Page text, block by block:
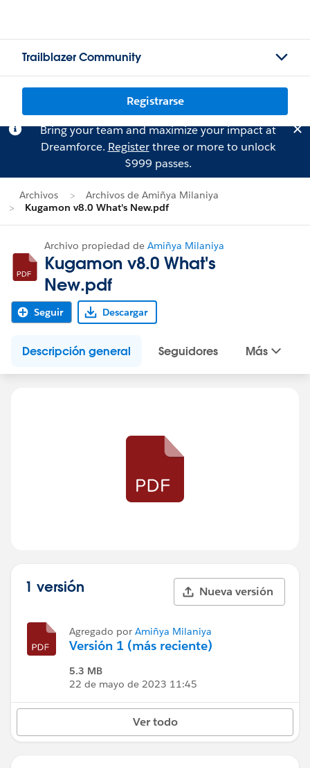
Trailblazer Community
Registrarse
Bring your team and maximize your impact at
Dreamforce. Registerthree or more to unlock
$999 passes.
Archivos
Archivos de Amiñya Milaniya
Kugamon v8.0 What's New.pdf
Archivo propiedad de Amiñya Milaniya
Kugamon v8.0 What's
New.pdf
Seguir Descargar
Descripción general Seguidores Más
1 versión Nueva versión
Agregado por Amiñya Milaniya
Versión 1 (más reciente)
5.3 MB
22 de mayo de 2023 11:45
Ver todo